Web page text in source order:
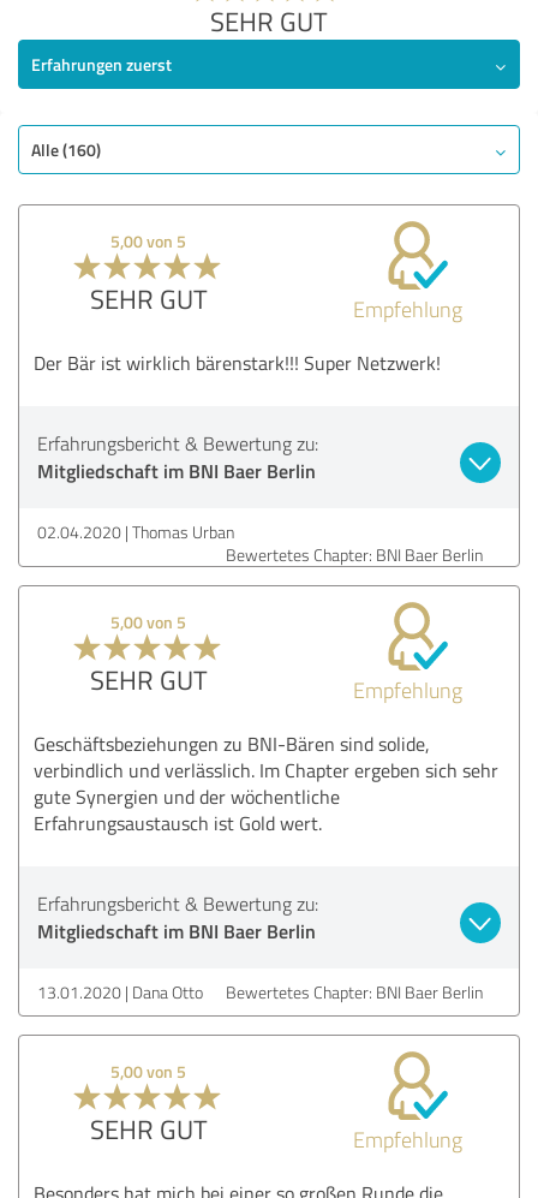
SEHR GUT
Erfahrungen zuerst
Alle (160)
5,00 von 5
SEHR GUT Empfehlung
Der Bär ist wirklich bärenstark!!! Super Netzwerk!
Erfahrungsbericht & Bewertung zu:
Mitgliedschaft im BNI Baer Berlin
02.04.2020 Thomas Urban
Bewertetes Chapter: BNI Baer Berlin
5,00 von 5
SEHR GUT Empfehlung
Geschäftsbeziehungen zu BNI-Bären sind solide,
verbindlich und verlässlich. Im Chapter ergeben sich sehr
gute Synergien und der wöchentliche
Erfahrungsaustausch ist Gold wert.
Erfahrungsbericht & Bewertung zu:
Mitgliedschaft im BNI Baer Berlin
13.01.2020 Dana Otto Bewertetes Chapter: BNI Baer Berlin
5,00 von 5
SEHR GUT Empfehlung